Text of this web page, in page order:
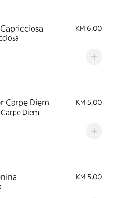
KM 6,00
Carpe Diem
KM 5,00
Diem
KM 5,00